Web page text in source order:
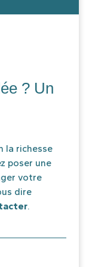
? Un
la richesse
poser une
votre
dire
.